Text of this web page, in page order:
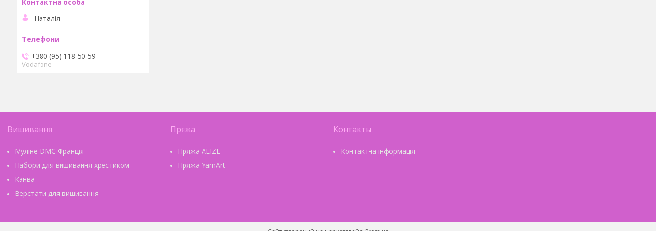
Наталія
+380 (95) 118-50-59
Vodafone
Вишивання
Муліне DMC Франція
Набори для вишивання хрестиком
Канва
Верстати для вишивання
Пряжа
Пряжа ALIZE
Пряжа YarnArt
Контакты
Контактна інформація